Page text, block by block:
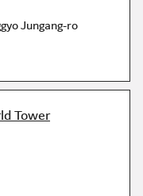
Jungang-ro
Tower